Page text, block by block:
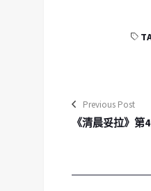
Previous Post
《清晨妥拉》第